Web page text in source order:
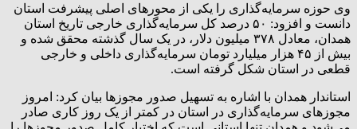
وی حوزه سرمایه‌گذاری را یکی از محورهای اصلی پیشرفت استان
دانست و افزود: ۵۰ درصد کل سرمایه‌گذاری خارجی تاریخ استان
همدان، معادل ۳۷۸ میلیون دلار، در یک سال گذشته محقق شده و
بیش از ۴۵ هزار میلیارد تومان سرمایه‌گذاری داخلی و خارجی
قطعی در استان شکل گرفته است.
استاندار همدان با اشاره به تسهیل صدور مجوزها بیان کرد: امروز
مجوزهای سرمایه‌گذاری در استان در کمتر از یک روز کاری صادر